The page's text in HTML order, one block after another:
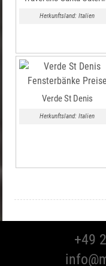
Herkunftsland: Italien
Verde St Denis
Herkunftsland: Italien
+49